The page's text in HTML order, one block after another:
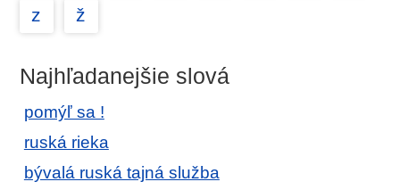
z
ž
Najhľadanejšie slová
pomýľ sa !
ruská rieka
bývalá ruská tajná služba